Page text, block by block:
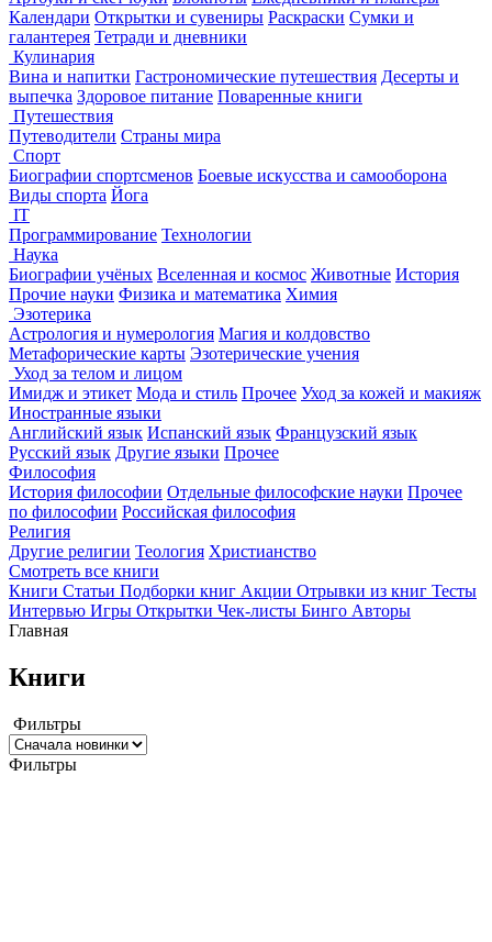
Календари Открытки и сувениры Раскраски Сумки и
галантерея Тетради и дневники
Кулинария
Вина и напитки Гастрономические путешествия Десерты и
выпечка Здоровое питание Поваренные книги
Путешествия
Путеводители Страны мира
Спорт
Биографии спортсменов Боевые искусства и самооборона
Виды спорта Йога
IT
Программирование Технологии
Наука
Биографии учёных Вселенная и космос Животные История
Прочие науки Физика и математика Химия
Эзотерика
Астрология и нумерология Магия и колдовство
Метафорические карты Эзотерические учения
Уход за телом и лицом
Имидж и этикет Мода и стиль Прочее Уход за кожей и макияж
Иностранные языки
Английский язык Испанский язык Французский язык
Русский язык Другие языки Прочее
Философия
История философии Отдельные философские науки Прочее
по философии Российская философия
Религия
Другие религии Теология Христианство
Смотреть все книги
Книги Статьи Подборки книг Акции Отрывки из книг Тесты
Интервью Игры Открытки Чек-листы Бинго Авторы
Главная
Книги
Фильтры
Фильтры